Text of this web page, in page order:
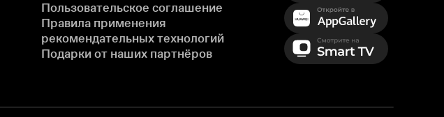
Пользовательское соглашение
Правила применения
рекомендательных технологий
Подарки от наших партнёров